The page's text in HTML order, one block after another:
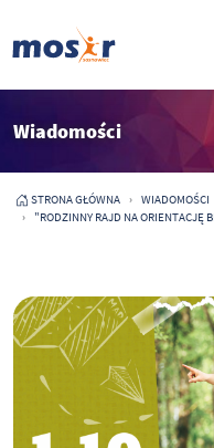
Wiadomości
STRONA GŁÓWNA
WIADOMOŚCI
"RODZINNY RAJD NA ORIENTACJĘ